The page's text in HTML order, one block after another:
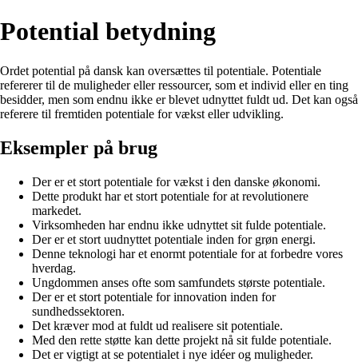
Potential betydning
Ordet potential på dansk kan oversættes til potentiale. Potentiale
refererer til de muligheder eller ressourcer, som et individ eller en ting
besidder, men som endnu ikke er blevet udnyttet fuldt ud. Det kan også
referere til fremtiden potentiale for vækst eller udvikling.
Eksempler på brug
Der er et stort potentiale for vækst i den danske økonomi.
Dette produkt har et stort potentiale for at revolutionere
markedet.
Virksomheden har endnu ikke udnyttet sit fulde potentiale.
Der er et stort uudnyttet potentiale inden for grøn energi.
Denne teknologi har et enormt potentiale for at forbedre vores
hverdag.
Ungdommen anses ofte som samfundets største potentiale.
Der er et stort potentiale for innovation inden for
sundhedssektoren.
Det kræver mod at fuldt ud realisere sit potentiale.
Med den rette støtte kan dette projekt nå sit fulde potentiale.
Det er vigtigt at se potentialet i nye idéer og muligheder.